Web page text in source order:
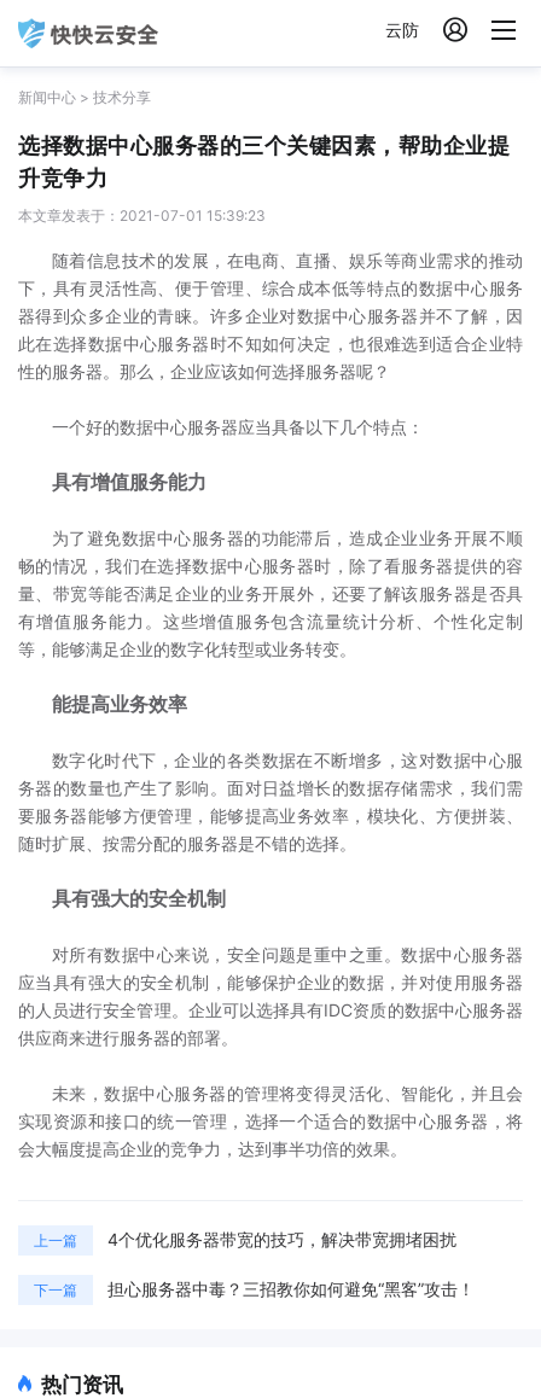
云防 
新闻中心 > 技术分享
选择数据中心服务器的三个关键因素，帮助企业提
升竞争力
本文章发表于：2021-07-01 15:39:23
随着信息技术的发展，在电商、直播、娱乐等商业需求的推动
下，具有灵活性高、便于管理、综合成本低等特点的数据中心服务
器得到众多企业的青睐。许多企业对数据中心服务器并不了解，因
此在选择数据中心服务器时不知如何决定，也很难选到适合企业特
性的服务器。那么，企业应该如何选择服务器呢？
一个好的数据中心服务器应当具备以下几个特点：
具有增值服务能力
为了避免数据中心服务器的功能滞后，造成企业业务开展不顺
畅的情况，我们在选择数据中心服务器时，除了看服务器提供的容
量、带宽等能否满足企业的业务开展外，还要了解该服务器是否具
有增值服务能力。这些增值服务包含流量统计分析、个性化定制
等，能够满足企业的数字化转型或业务转变。
能提高业务效率
数字化时代下，企业的各类数据在不断增多，这对数据中心服
务器的数量也产生了影响。面对日益增长的数据存储需求，我们需
要服务器能够方便管理，能够提高业务效率，模块化、方便拼装、
随时扩展、按需分配的服务器是不错的选择。
具有强大的安全机制
对所有数据中心来说，安全问题是重中之重。数据中心服务器
应当具有强大的安全机制，能够保护企业的数据，并对使用服务器
的人员进行安全管理。企业可以选择具有IDC资质的数据中心服务器
供应商来进行服务器的部署。
未来，数据中心服务器的管理将变得灵活化、智能化，并且会
实现资源和接口的统一管理，选择一个适合的数据中心服务器，将
会大幅度提高企业的竞争力，达到事半功倍的效果。
上一篇 4个优化服务器带宽的技巧，解决带宽拥堵困扰
下一篇 担心服务器中毒？三招教你如何避免“黑客”攻击！
热门资讯